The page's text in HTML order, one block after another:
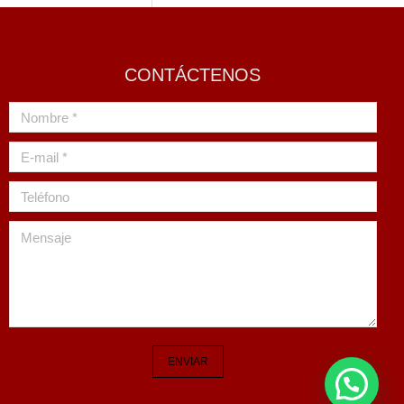
CONTÁCTENOS
Nombre *
E-mail *
Teléfono
Mensaje
ENVIAR